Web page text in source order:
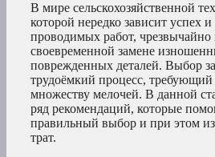
В мире сельскохозяйственной
которой нередко зависит успех и
проводимых работ, чрезвычайно
своевременной замене
поврежденных деталей. Выбор
трудоёмкий процесс,
множеству мелочей. В данной
ряд рекомендаций, которые
правильный выбор и при этом
трат.